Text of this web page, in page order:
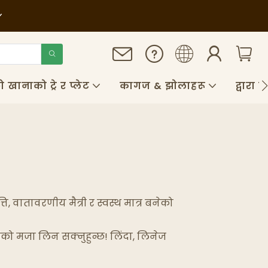
ट्रे र प्लेट कागज & झोलाहरू
वातावरणीय मैत्री र स्वस्थ मात्र बनेको
मजा लिन सक्नुहुन्छ! लिंदा, लिनेज